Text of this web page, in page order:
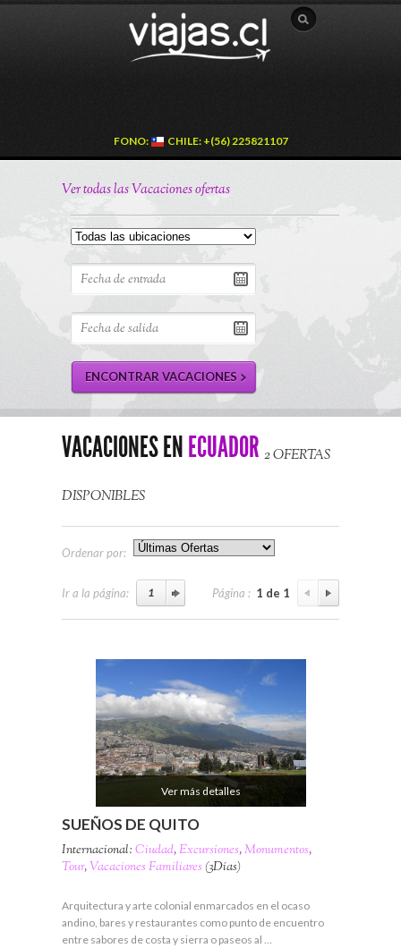
FONO: CHILE: +(56) 225821107
Ver todas las Vacaciones ofertas
VACACIONES ENECUADOR 2 OFERTAS
DISPONIBLES
Ordenar por:
Ir a la página: Página : 1 de 1
Ver más detalles
SUEÑOS DE QUITO
Internacional: Ciudad,Excursiones,Monumentos,
Tour,Vacaciones Familiares (3Días)
Arquitectura y arte colonial enmarcados en el ocaso
andino, bares y restaurantes como punto de encuentro
entre sabores de costa y sierra o paseos al …